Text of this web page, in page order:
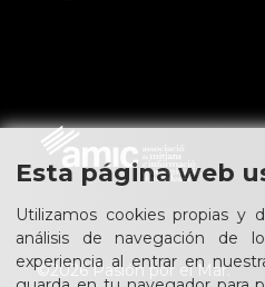
©2026 Pasión por el Mar.
Esta página web
Utilizamos cookies propias y
análisis de navegación de
experiencia al entrar en